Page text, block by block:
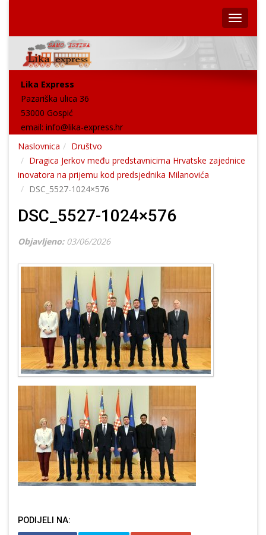
Lika Express
Pazariška ulica 36
53000 Gospić
email: info@lika-express.hr
Naslovnica
Društvo
Dragica Jerkov među predstavnicima Hrvatske zajednice
inovatora na prijemu kod predsjednika Milanovića
DSC_5527-1024×576
DSC_5527-1024×576
Objavljeno: 03/06/2026
PODIJELI NA: